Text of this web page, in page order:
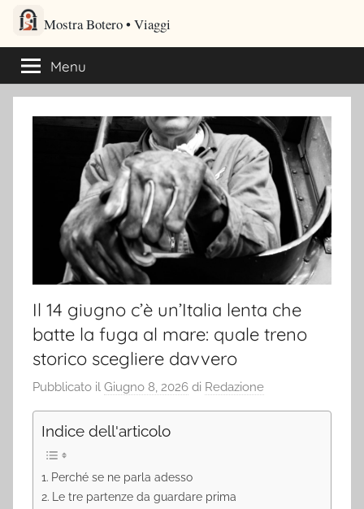
Salta
contenuto
Mostra Botero – Viaggi
Viaggi culturali e itinerari turistici per gli amanti dei viaggi
Menu
Il 14 giugno c’è un’Italia lenta che
batte la fuga al mare: quale treno
storico scegliere davvero
Pubblicato il Giugno 8, 2026 di Redazione
Indice dell'articolo
Perché se ne parla adesso
Le tre partenze da guardare prima